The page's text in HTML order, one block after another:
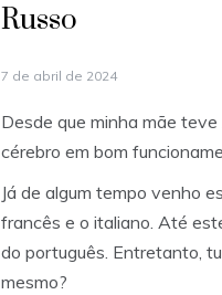
Russo
7 de abril de 2024
Desde que minha mãe
cérebro em bom
Já de algum tempo venho
francês e o italiano. Até
do português. Entretanto,
mesmo?